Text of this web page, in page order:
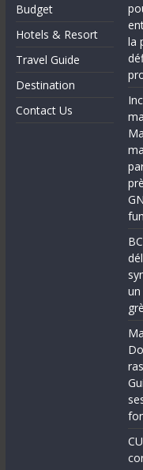
Budget
Hotels & Resort
Travel Guide
Destination
Contact Us
la